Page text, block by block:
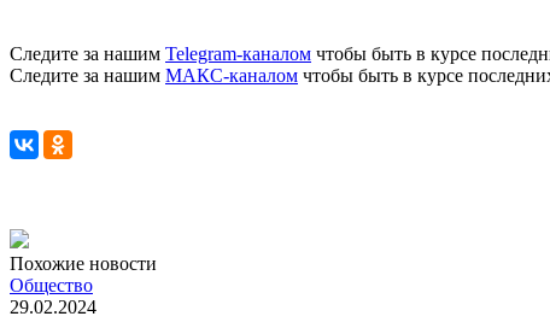
Следите за нашим Telegram-каналом чтобы быть в курсе
Следите за нашим МАКС-каналом чтобы быть в курсе
Похожие новости
Общество
29.02.2024